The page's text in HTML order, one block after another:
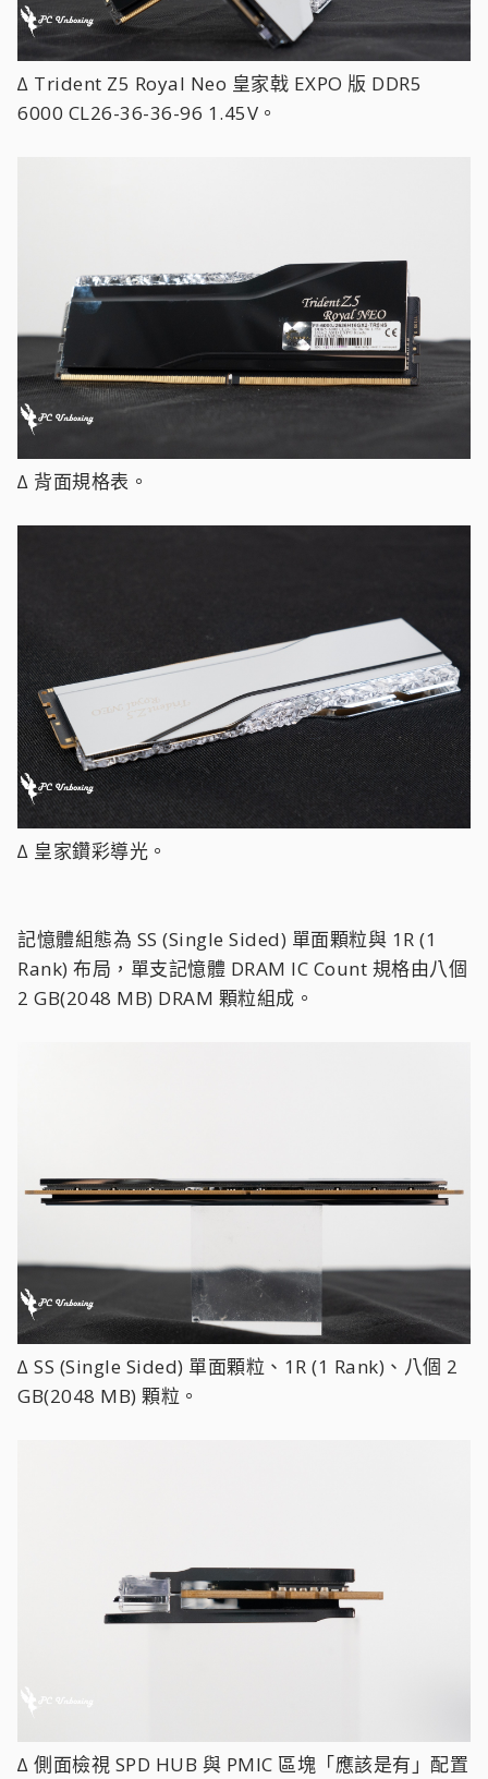
∆ Trident Z5 Royal Neo 皇家戟 EXPO 版 DDR5
6000 CL26-36-36-96 1.45V。
∆ 背面規格表。
∆ 皇家鑽彩導光。
記憶體組態為 SS (Single Sided) 單面顆粒與 1R (1
Rank) 布局，單支記憶體 DRAM IC Count 規格由八個
2 GB(2048 MB) DRAM 顆粒組成。
∆ SS (Single Sided) 單面顆粒、1R (1 Rank)、八個 2
GB(2048 MB) 顆粒。
∆ 側面檢視 SPD HUB 與 PMIC 區塊「應該是有」配置